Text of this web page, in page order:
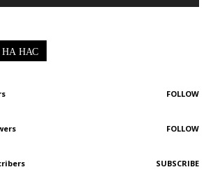
НА НАС
FOLLOW
FOLLOW
SUBSCRIBE